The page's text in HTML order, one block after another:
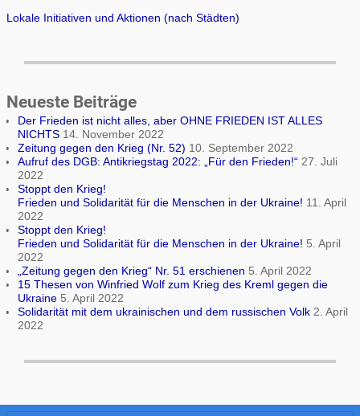
Lokale Initiativen und Aktionen (nach Städten)
Neueste Beiträge
Der Frieden ist nicht alles, aber OHNE FRIEDEN IST ALLES
NICHTS 14. November 2022
Zeitung gegen den Krieg (Nr. 52) 10. September 2022
Aufruf des DGB: Antikriegstag 2022: „Für den Frieden!“ 27. Juli
2022
Stoppt den Krieg!
Frieden und Solidarität für die Menschen in der Ukraine! 11. April
2022
Stoppt den Krieg!
Frieden und Solidarität für die Menschen in der Ukraine! 5. April
2022
„Zeitung gegen den Krieg“ Nr. 51 erschienen 5. April 2022
15 Thesen von Winfried Wolf zum Krieg des Kreml gegen die
Ukraine 5. April 2022
Solidarität mit dem ukrainischen und dem russischen Volk 2. April
2022